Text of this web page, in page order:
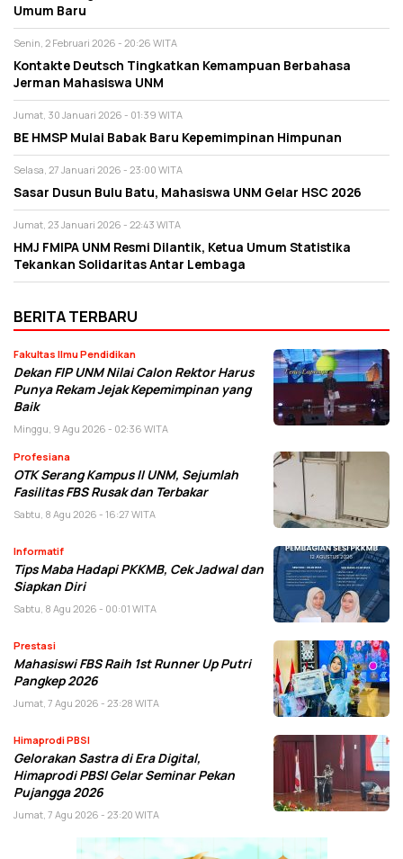
Umum Baru
Senin, 2 Februari 2026 - 20:26 WITA
Kontakte Deutsch Tingkatkan Kemampuan Berbahasa
Jerman Mahasiswa UNM
Jumat, 30 Januari 2026 - 01:39 WITA
BE HMSP Mulai Babak Baru Kepemimpinan Himpunan
Selasa, 27 Januari 2026 - 23:00 WITA
Sasar Dusun Bulu Batu, Mahasiswa UNM Gelar HSC 2026
Jumat, 23 Januari 2026 - 22:43 WITA
HMJ FMIPA UNM Resmi Dilantik, Ketua Umum Statistika
Tekankan Solidaritas Antar Lembaga
BERITA TERBARU
Fakultas Ilmu Pendidikan
Dekan FIP UNM Nilai Calon Rektor Harus
Punya Rekam Jejak Kepemimpinan yang
Baik
Minggu, 9 Agu 2026 - 02:36 WITA
Profesiana
OTK Serang Kampus II UNM, Sejumlah
Fasilitas FBS Rusak dan Terbakar
Sabtu, 8 Agu 2026 - 16:27 WITA
Informatif
Tips Maba Hadapi PKKMB, Cek Jadwal dan
Siapkan Diri
Sabtu, 8 Agu 2026 - 00:01 WITA
Prestasi
Mahasiswi FBS Raih 1st Runner Up Putri
Pangkep 2026
Jumat, 7 Agu 2026 - 23:28 WITA
Himaprodi PBSI
Gelorakan Sastra di Era Digital,
Himaprodi PBSI Gelar Seminar Pekan
Pujangga 2026
Jumat, 7 Agu 2026 - 23:20 WITA